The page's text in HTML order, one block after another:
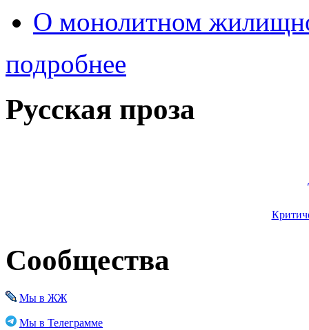
О монолитном
подробнее
Русская проза
Сообщества
Мы в ЖЖ
Мы в Телеграмме